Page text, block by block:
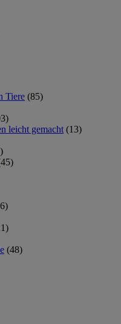
Tiere (85)
leicht gemacht (13)
(48)